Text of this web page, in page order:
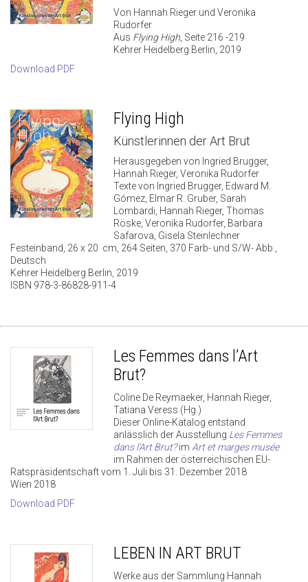
Von Hannah Rieger und Veronika
Rudorfer
Aus Flying High , Seite 216 -219
Kehrer Heidelberg Berlin, 2019
Download PDF
Flying High
Künstlerinnen der Art Brut
Herausgegeben von Ingried Brugger,
Hannah Rieger, Veronika Rudorfer
Texte von Ingried Brugger, Edward M.
Gómez, Elmar R. Gruber, Sarah
Lombardi, Hannah Rieger, Thomas
Röske, Veronika Rudorfer, Barbara
Safarova, Gisela Steinlechner
Festeinband, 26 x 20 cm, 264 Seiten, 370 Farb- und S/W- Abb.,
Deutsch
Kehrer Heidelberg Berlin, 2019
ISBN 978-3-86828-911-4
Les Femmes dans l’Art
Brut?
Coline De Reymaeker, Hannah Rieger,
Tatiana Veress (Hg.)
Dieser Online-Katalog entstand
anlässlich der Ausstellung Les Femmes
dans l’Art Brut?im Art et marges musée
im Rahmen der österreichischen EU-
Ratspräsidentschaft vom 1. Juli bis 31. Dezember 2018
Wien 2018
Download PDF
LEBEN IN ART BRUT
Werke aus der Sammlung Hannah